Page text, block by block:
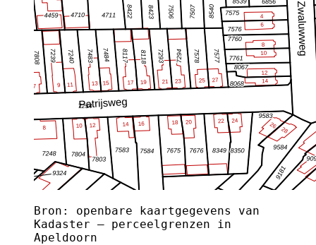
Bron: openbare kaartgegevens van
Kadaster — perceelgrenzen in
Apeldoorn